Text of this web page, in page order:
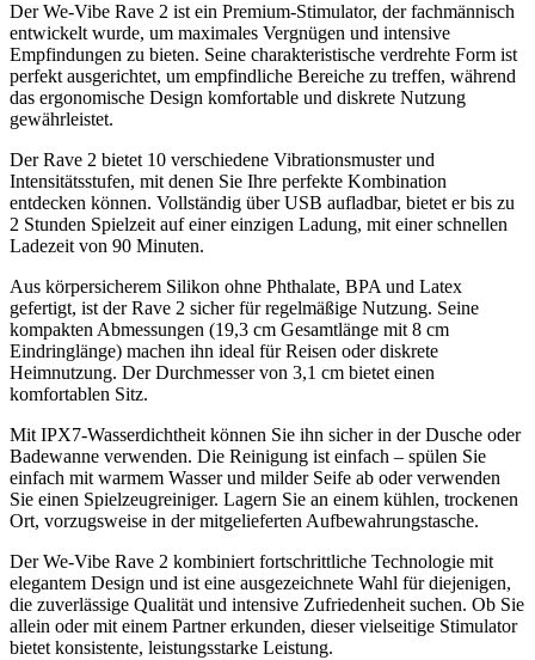
Der We-Vibe Rave 2 ist ein Premium-Stimulator, der fachmännisch
entwickelt wurde, um maximales Vergnügen und intensive
Empfindungen zu bieten. Seine charakteristische verdrehte Form ist
perfekt ausgerichtet, um empfindliche Bereiche zu treffen, während
das ergonomische Design komfortable und diskrete Nutzung
gewährleistet.
Der Rave 2 bietet 10 verschiedene Vibrationsmuster und
Intensitätsstufen, mit denen Sie Ihre perfekte Kombination
entdecken können. Vollständig über USB aufladbar, bietet er bis zu
2 Stunden Spielzeit auf einer einzigen Ladung, mit einer schnellen
Ladezeit von 90 Minuten.
Aus körpersicherem Silikon ohne Phthalate, BPA und Latex
gefertigt, ist der Rave 2 sicher für regelmäßige Nutzung. Seine
kompakten Abmessungen (19,3 cm Gesamtlänge mit 8 cm
Eindringlänge) machen ihn ideal für Reisen oder diskrete
Heimnutzung. Der Durchmesser von 3,1 cm bietet einen
komfortablen Sitz.
Mit IPX7-Wasserdichtheit können Sie ihn sicher in der Dusche oder
Badewanne verwenden. Die Reinigung ist einfach – spülen Sie
einfach mit warmem Wasser und milder Seife ab oder verwenden
Sie einen Spielzeugreiniger. Lagern Sie an einem kühlen, trockenen
Ort, vorzugsweise in der mitgelieferten Aufbewahrungstasche.
Der We-Vibe Rave 2 kombiniert fortschrittliche Technologie mit
elegantem Design und ist eine ausgezeichnete Wahl für diejenigen,
die zuverlässige Qualität und intensive Zufriedenheit suchen. Ob Sie
allein oder mit einem Partner erkunden, dieser vielseitige Stimulator
bietet konsistente, leistungsstarke Leistung.